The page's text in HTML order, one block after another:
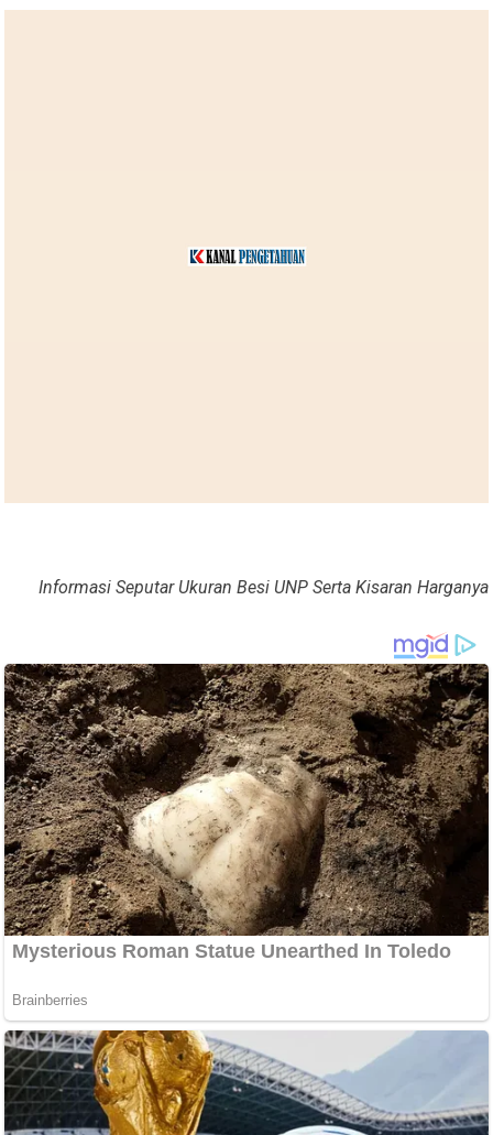
Informasi Seputar Ukuran Besi UNP Serta Kisaran Harganya